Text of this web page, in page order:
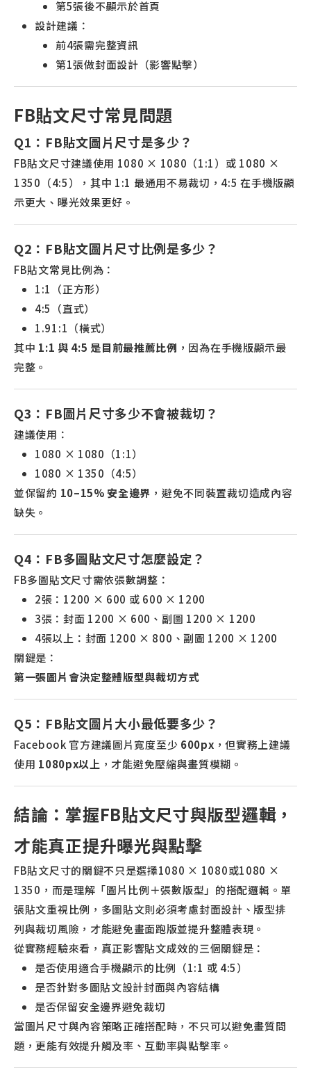
第5張後不顯示於首頁
設計建議：
前4張需完整資訊
第1張做封面設計（影響點擊）
FB貼文尺寸常見問題
Q1：FB貼文圖片尺寸是多少？
FB貼文尺寸建議使用 1080 × 1080（1:1）或 1080 ×
1350（4:5），其中 1:1 最通用不易裁切，4:5 在手機版顯
示更大、曝光效果更好。
Q2：FB貼文圖片尺寸比例是多少？
FB貼文常見比例為：
1:1（正方形）
4:5（直式）
1.91:1（橫式）
其中 1:1 與 4:5 是目前最推薦比例 ，因為在手機版顯示最
完整。
Q3：FB圖片尺寸多少不會被裁切？
建議使用：
1080 × 1080（1:1）
1080 × 1350（4:5）
並保留約 10–15% 安全邊界 ，避免不同裝置裁切造成內容
缺失。
Q4：FB多圖貼文尺寸怎麼設定？
FB多圖貼文尺寸需依張數調整：
2張：1200 × 600 或 600 × 1200
3張：封面 1200 × 600、副圖 1200 × 1200
4張以上：封面 1200 × 800、副圖 1200 × 1200
關鍵是：
第一張圖片會決定整體版型與裁切方式
Q5：FB貼文圖片大小最低要多少？
Facebook 官方建議圖片寬度至少 600px ，但實務上建議
使用 1080px以上 ，才能避免壓縮與畫質模糊。
結論：掌握FB貼文尺寸與版型邏輯，
才能真正提升曝光與點擊
FB貼文尺寸的關鍵不只是選擇1080 × 1080或1080 ×
1350，而是理解「圖片比例＋張數版型」的搭配邏輯。單
張貼文重視比例，多圖貼文則必須考慮封面設計、版型排
列與裁切風險，才能避免畫面跑版並提升整體表現。
從實務經驗來看，真正影響貼文成效的三個關鍵是：
是否使用適合手機顯示的比例（1:1 或 4:5）
是否針對多圖貼文設計封面與內容結構
是否保留安全邊界避免裁切
當圖片尺寸與內容策略正確搭配時，不只可以避免畫質問
題，更能有效提升觸及率、互動率與點擊率。